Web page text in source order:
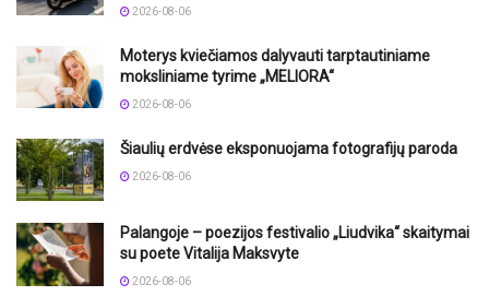
2026-08-06
Moterys kviečiamos dalyvauti tarptautiniame
moksliniame tyrime „MELIORA“
2026-08-06
Šiaulių erdvėse eksponuojama fotografijų paroda
2026-08-06
Palangoje – poezijos festivalio „Liudvika“ skaitymai
su poete Vitalija Maksvyte
2026-08-06